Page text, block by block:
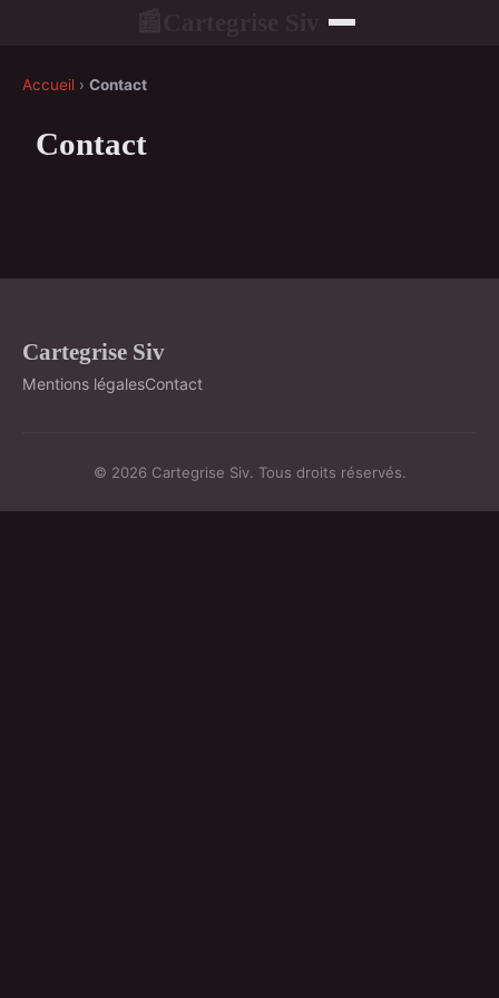
Accueil › Contact
Contact
Cartegrise Siv
Mentions légalesContact
© 2026 Cartegrise Siv. Tous droits réservés.